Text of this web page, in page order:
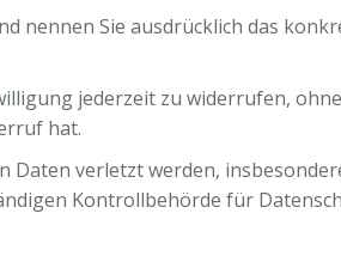
nennen Sie ausdrücklich das
jederzeit zu widerrufen,
hat.
Daten verletzt werden,
Kontrollbehörde für